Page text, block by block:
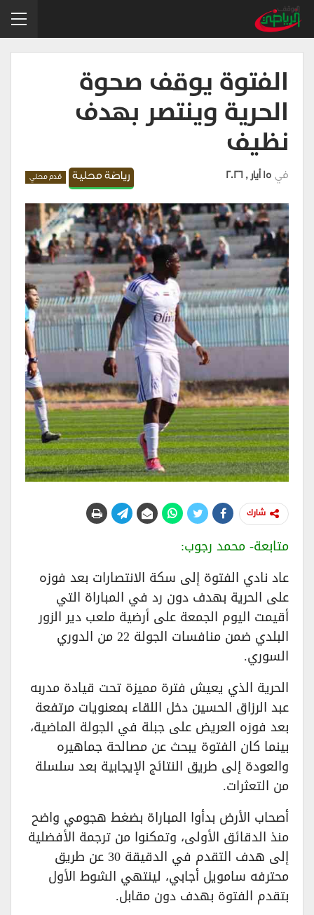
الفتوة يوقف صحوة
الحرية وينتصر بهدف
نظيف
رياضة محلية قدم محلي في 15 أيار , 2026
شارك
متابعة- محمد رجوب:
عاد نادي الفتوة إلى سكة الانتصارات بعد فوزه
على الحرية بهدف دون رد في المباراة التي
أقيمت اليوم الجمعة على أرضية ملعب دير الزور
البلدي ضمن منافسات الجولة 22 من الدوري
السوري.
الحرية الذي يعيش فترة مميزة تحت قيادة مدربه
عبد الرزاق الحسين دخل اللقاء بمعنويات مرتفعة
بعد فوزه العريض على جبلة في الجولة الماضية،
بينما كان الفتوة يبحث عن مصالحة جماهيره
والعودة إلى طريق النتائج الإيجابية بعد سلسلة
من التعثرات.
أصحاب الأرض بدأوا المباراة بضغط هجومي واضح
منذ الدقائق الأولى، وتمكنوا من ترجمة الأفضلية
إلى هدف التقدم في الدقيقة 30 عن طريق
محترفه سامويل أجابي، لينتهي الشوط الأول
بتقدم الفتوة بهدف دون مقابل.